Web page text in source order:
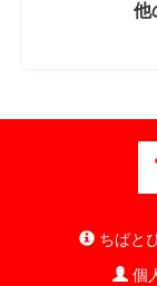
他
ちばと
個